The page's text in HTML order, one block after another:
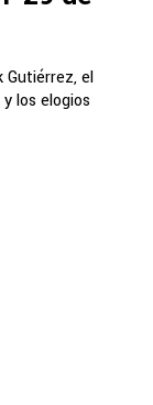
Gutiérrez, el
los elogios